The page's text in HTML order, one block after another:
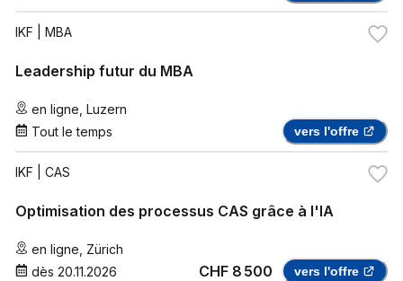
IKF | MBA
Leadership futur du MBA
en ligne Luzern
Tout le temps
vers l'offre
IKF | CAS
Optimisation des processus CAS grâce à l'IA
en ligne Zürich
dès 20.11.2026 CHF 8 500 vers l'offre